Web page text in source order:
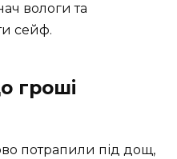
вологи та
сейф.
гроші
потрапили під дощ,